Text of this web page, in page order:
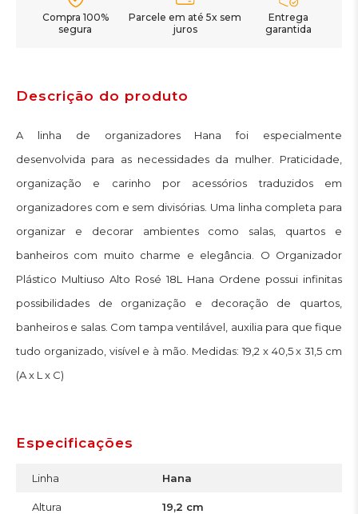
Compra 100%
segura
Parcele em até 5x sem
juros
Entrega
garantida
Descrição do produto
A linha de organizadores Hana foi especialmente
desenvolvida para as necessidades da mulher. Praticidade,
organização e carinho por acessórios traduzidos em
organizadores com e sem divisórias. Uma linha completa para
organizar e decorar ambientes como salas, quartos e
banheiros com muito charme e elegância. O Organizador
Plástico Multiuso Alto Rosé 18L Hana Ordene possui infinitas
possibilidades de organização e decoração de quartos,
banheiros e salas. Com tampa ventilável, auxilia para que fique
tudo organizado, visível e à mão. Medidas: 19,2 x 40,5 x 31,5 cm
(A x L x C)
Especificações
Linha Hana
Altura 19,2 cm